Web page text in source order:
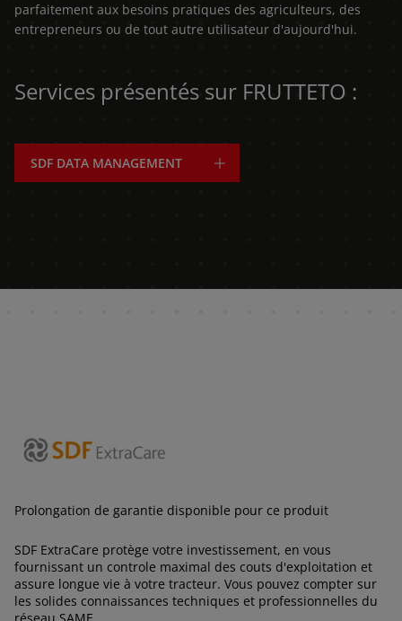
AND MIDDLE-
East Asia (English)
parfaitement aux besoins pratiques des agriculteurs, des
entrepreneurs ou de tout autre utilisateur d'aujourd'hui.
Services présentés sur FRUTTETO :
SDF DATA MANAGEMENT
Prolongation de garantie disponible pour ce produit
SDF ExtraCare protège votre investissement, en vous
fournissant un controle maximal des couts d'exploitation et
assure longue vie à votre tracteur. Vous pouvez compter sur
les solides connaissances techniques et professionnelles du
réseau SAME.